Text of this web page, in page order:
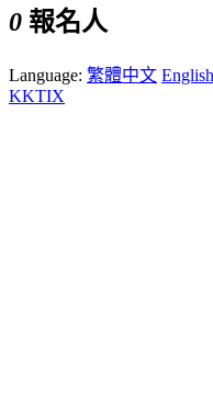
0 報名人
Language: 繁體中文 English
KKTIX